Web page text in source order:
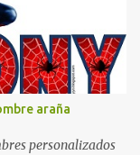
opción para
necesita. El color
color que va con
dará esa sensación
usar en el
y confort. El
entra en la lista
araña
personalizados